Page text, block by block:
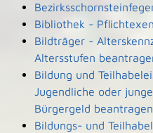
Bibliothek -
Bildträger -
Altersstufen
Bildung und
Jugendliche oder
Bürgergeld beantragen
Bildungs- und